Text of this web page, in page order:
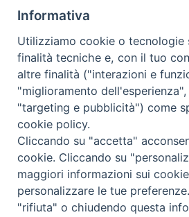
UTILITY
News
Altri articoli
Notizie nazionali
Download
Amministrazione Trasparente
Informativa
Utilizziamo cookie o tecnologie
finalità tecniche e, con il tuo
altre finalità ("interazioni e
"miglioramento
"targeting e pubblicità") come
cookie policy.
Cliccando su "accetta"
cookie. Cliccando su
maggiori informazioni sui
personalizzare le tue
"rifiuta" o chiudendo questa